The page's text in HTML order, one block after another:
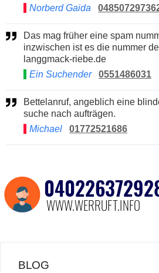
Norberd Gaida
Das mag früher eine spam nummer gewesen sein, aber
inzwischen ist es die nummer
langgmack-riebe.de
Ein Suchender
0551486031
Bettelanruf, angeblich eine blindenwerkstatt auf der
suche nach aufträgen.
Michael
01772521686
BLOG